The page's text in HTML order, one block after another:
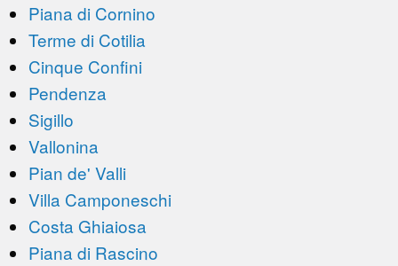
Piana di Cornino
Terme di Cotilia
Cinque Confini
Pendenza
Sigillo
Vallonina
Pian de' Valli
Villa Camponeschi
Costa Ghiaiosa
Piana di Rascino